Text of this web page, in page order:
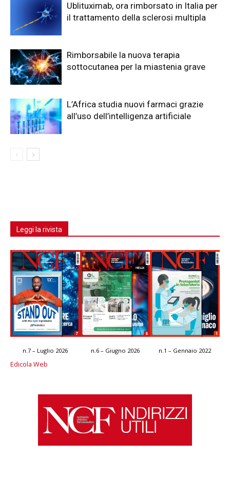
Ublituximab, ora rimborsato in Italia per
il trattamento della sclerosi multipla
Rimborsabile la nuova terapia
sottocutanea per la miastenia grave
L’Africa studia nuovi farmaci grazie
all’uso dell’intelligenza artificiale
Leggi la rivista
n.7 – Luglio 2026 n.6 – Giugno 2026 n.1 – Gennaio 2022
Edicola Web